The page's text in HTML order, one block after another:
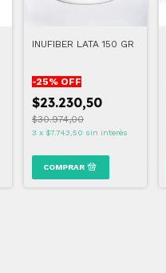
INUFIBER LATA 150 GR
-25% OFF
$23.230,50
$30.974,00
3 x $7.743,50 sin interés